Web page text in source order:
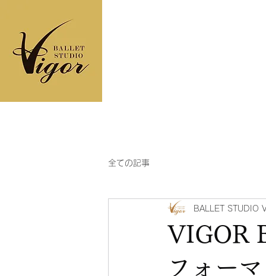
全ての記事
VIGOR
フォー
BALLET STUDIO